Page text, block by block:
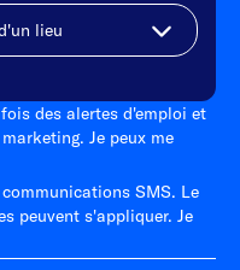
des alertes d'emploi et
Je peux me
SMS. Le
peuvent s'appliquer. Je